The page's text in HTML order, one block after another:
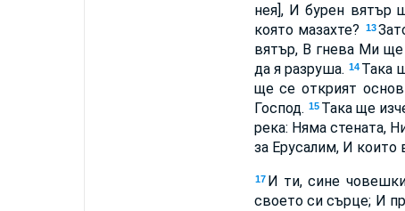
нея], И бурен вятър
която мазахте?
13
вятър, В гнева Ми
да я разруша. 14 Така
ще се открият
Господ. 15 Така ще
река: Няма стената,
за Ерусалим, И които
17 И ти, сине
своето си сърце; И